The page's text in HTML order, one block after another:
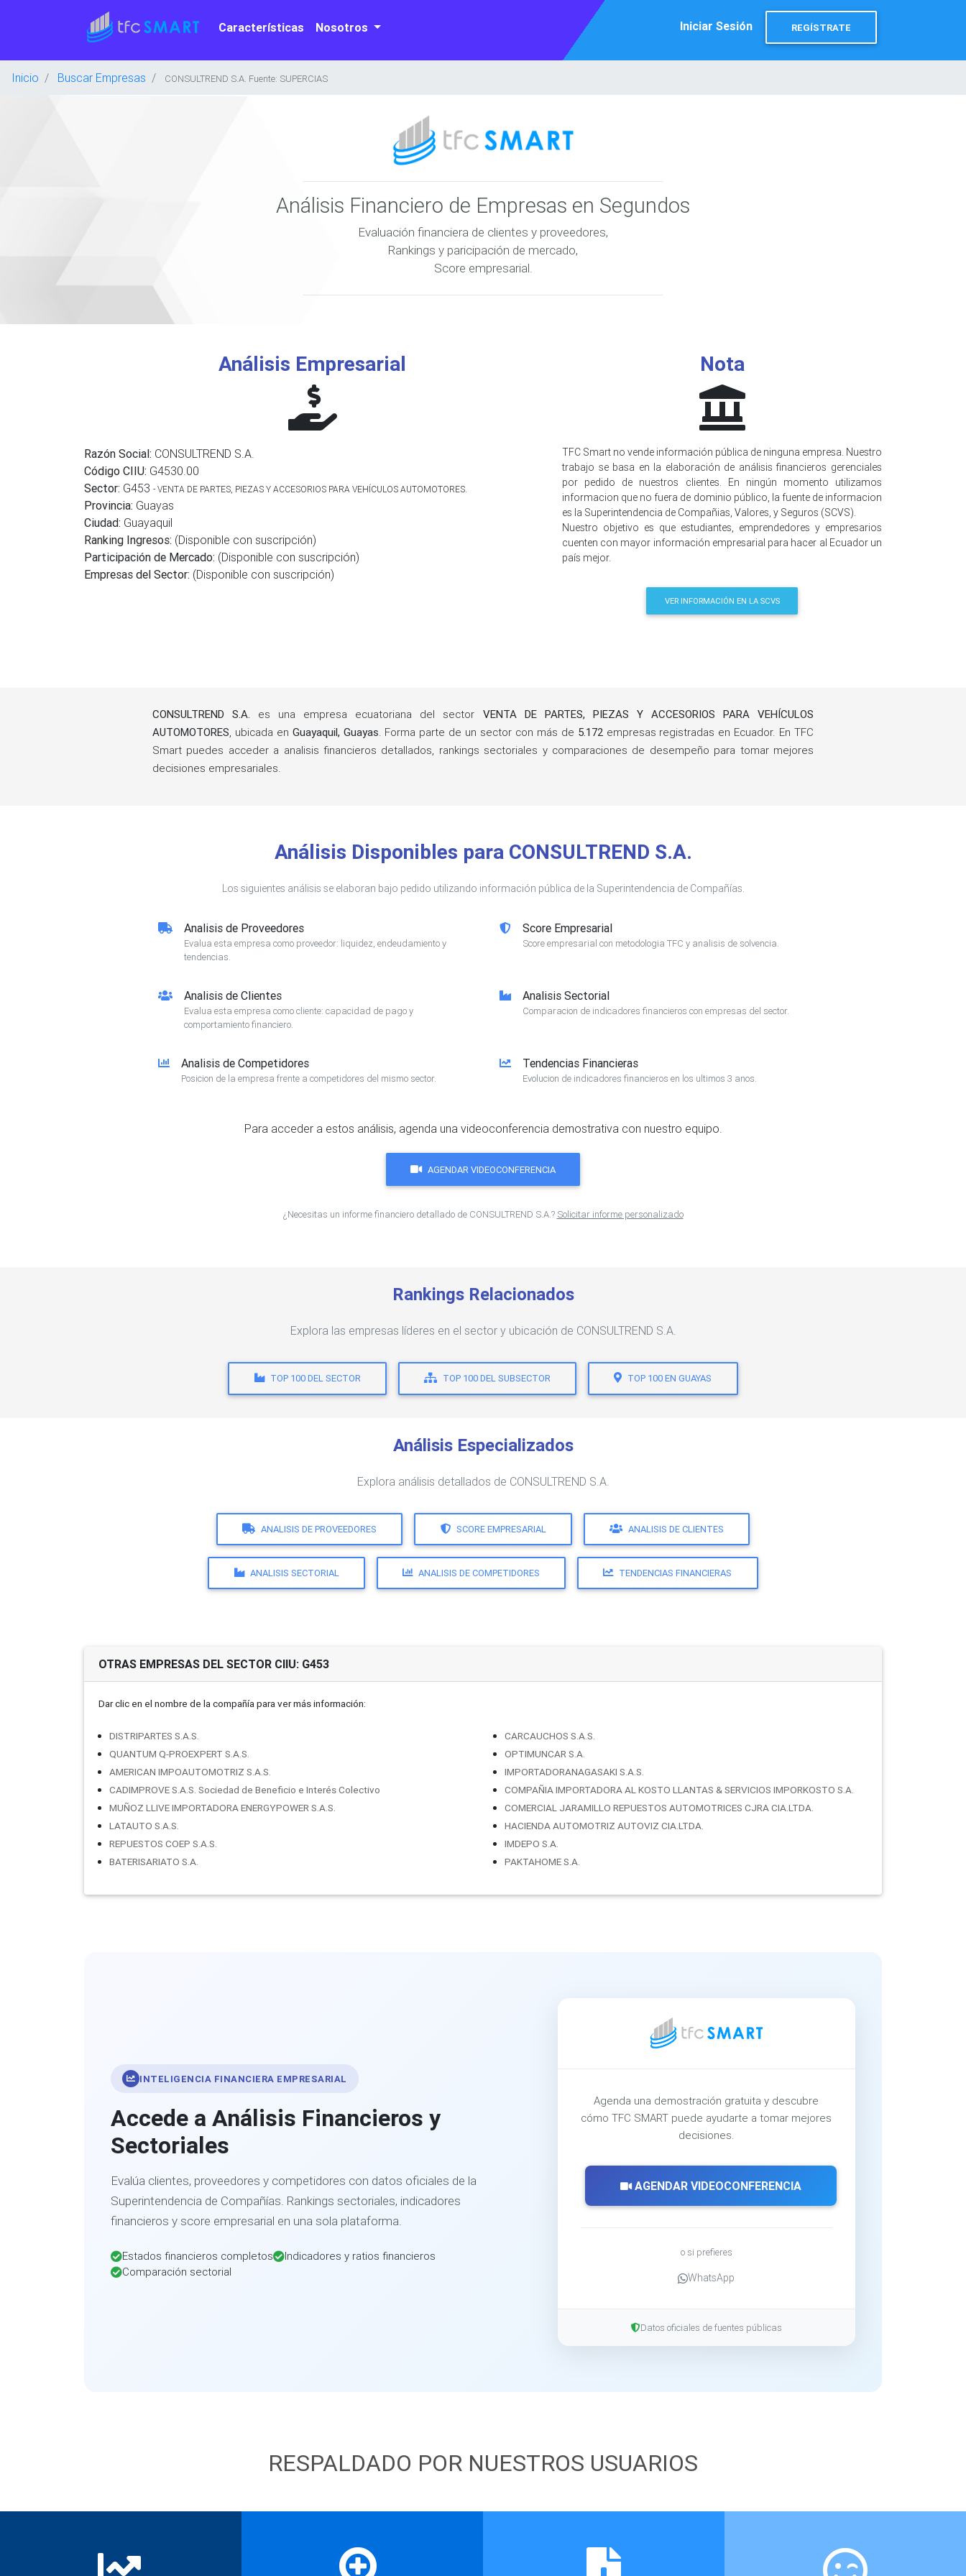
Características Nosotros Iniciar Sesión REGÍSTRATE
Inicio Buscar Empresas CONSULTREND S.A. Fuente: SUPERCIAS
Análisis Financiero de Empresas en Segundos
Evaluación financiera de clientes y proveedores,
Rankings y paricipación de mercado,
Score empresarial.
Análisis Empresarial
Razón Social: CONSULTREND S.A.
Código CIIU: G4530.00
Sector: G453 - VENTA DE PARTES, PIEZAS Y ACCESORIOS PARA VEHÍCULOS AUTOMOTORES.
Provincia: Guayas
Ciudad: Guayaquil
Ranking Ingresos: (Disponible con suscripción)
Participación de Mercado: (Disponible con suscripción)
Empresas del Sector: (Disponible con suscripción)
Nota
TFC Smart no vende información pública de ninguna empresa. Nuestro
trabajo se basa en la elaboración de análisis financieros gerenciales
por pedido de nuestros clientes. En ningún momento utilizamos
informacion que no fuera de dominio público, la fuente de informacion
es la Superintendencia de Compañias, Valores, y Seguros (SCVS).
Nuestro objetivo es que estudiantes, emprendedores y empresarios
cuenten con mayor información empresarial para hacer al Ecuador un
país mejor.
VER INFORMACIÓN EN LA SCVS
CONSULTREND S.A. es una empresa ecuatoriana del sector VENTA DE PARTES, PIEZAS Y ACCESORIOS PARA VEHÍCULOS
AUTOMOTORES, ubicada en Guayaquil, Guayas. Forma parte de un sector con más de 5.172empresas registradas en Ecuador. En TFC
Smart puedes acceder a analisis financieros detallados, rankings sectoriales y comparaciones de desempeño para tomar mejores
decisiones empresariales.
Análisis Disponibles para CONSULTREND S.A.
Los siguientes análisis se elaboran bajo pedido utilizando información pública de la Superintendencia de Compañías.
Analisis de Proveedores
Evalua esta empresa como proveedor: liquidez, endeudamiento y
tendencias.
Score Empresarial
Score empresarial con metodologia TFC y analisis de solvencia.
Analisis de Clientes
Evalua esta empresa como cliente: capacidad de pago y
comportamiento financiero.
Analisis Sectorial
Comparacion de indicadores financieros con empresas del sector.
Analisis de Competidores
Posicion de la empresa frente a competidores del mismo sector.
Tendencias Financieras
Evolucion de indicadores financieros en los ultimos 3 anos.
Para acceder a estos análisis, agenda una videoconferencia demostrativa con nuestro equipo.
AGENDAR VIDEOCONFERENCIA
¿Necesitas un informe financiero detallado de CONSULTREND S.A.? Solicitar informe personalizado
Rankings Relacionados
Explora las empresas líderes en el sector y ubicación de CONSULTREND S.A.
TOP 100 DEL SECTOR TOP 100 DEL SUBSECTOR TOP 100 EN GUAYAS
Análisis Especializados
Explora análisis detallados de CONSULTREND S.A.
ANALISIS DE PROVEEDORES SCORE EMPRESARIAL ANALISIS DE CLIENTES
ANALISIS SECTORIAL ANALISIS DE COMPETIDORES TENDENCIAS FINANCIERAS
OTRAS EMPRESAS DEL SECTOR CIIU: G453
Dar clic en el nombre de la compañí­a para ver más información:
DISTRIPARTES S.A.S.
QUANTUM Q-PROEXPERT S.A.S.
AMERICAN IMPOAUTOMOTRIZ S.A.S.
CADIMPROVE S.A.S. Sociedad de Beneficio e Interés Colectivo
MUÑOZ LLIVE IMPORTADORA ENERGYPOWER S.A.S.
LATAUTO S.A.S.
REPUESTOS COEP S.A.S.
BATERISARIATO S.A.
CARCAUCHOS S.A.S.
OPTIMUNCAR S.A.
IMPORTADORANAGASAKI S.A.S.
COMPAÑIA IMPORTADORA AL KOSTO LLANTAS & SERVICIOS IMPORKOSTO S.A.
COMERCIAL JARAMILLO REPUESTOS AUTOMOTRICES CJRA CIA.LTDA.
HACIENDA AUTOMOTRIZ AUTOVIZ CIA.LTDA.
IMDEPO S.A.
PAKTAHOME S.A.
INTELIGENCIA FINANCIERA EMPRESARIAL
Accede a Análisis Financieros y
Sectoriales
Evalúa clientes, proveedores y competidores con datos oficiales de la
Superintendencia de Compañías. Rankings sectoriales, indicadores
financieros y score empresarial en una sola plataforma.
Estados financieros completos
Indicadores y ratios financieros
Comparación sectorial
Agenda una demostración gratuita y descubre
cómo TFC SMART puede ayudarte a tomar mejores
decisiones.
AGENDAR VIDEOCONFERENCIA
o si prefieres
WhatsApp
Datos oficiales de fuentes públicas
RESPALDADO POR NUESTROS USUARIOS